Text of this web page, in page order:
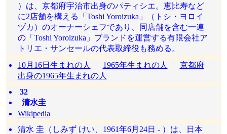
）は、京都府宇治市出身のパティシエ。恵比寿など
に2店舗を構える「Toshi Yoroizuka」（トシ・ヨロイ
ヅカ）のオーナーシェフであり、同店舗を含む一連
の「Toshi Yoroizuka」ブランドを運営する有限会社ア
トリエ・サンセールの代表取締役も務める。
10月16日生まれの人
1965年生まれの人
京都府
出身の1965年生まれの人
32
清水圭
Wikipedia
清水 圭（しみず けい、1961年6月24日 - ）は、日本